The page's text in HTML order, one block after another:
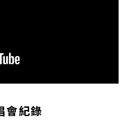
會紀錄